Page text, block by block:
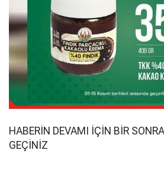
HABERİN DEVAMI İÇİN BİR
GEÇİNİZ